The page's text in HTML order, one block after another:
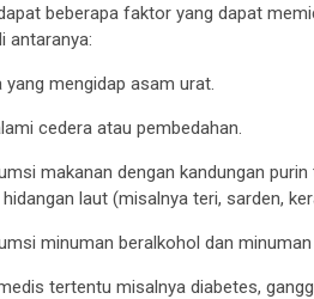
beberapa faktor yang dapat
antaranya:
yang mengidap asam urat.
cedera atau pembedahan.
makanan dengan kandungan
laut (misalnya teri, sarden,
minuman beralkohol dan minuman
tertentu misalnya diabetes,